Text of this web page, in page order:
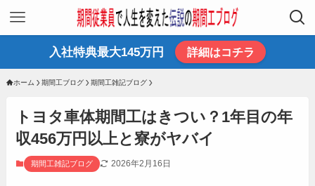
入社特典最大145万円 詳細はコチラ
ホーム 期間工ブログ 期間工雑記ブログ
トヨタ車体期間工はきつい？1年目の年
収456万円以上と寮がヤバイ
期間工雑記ブログ 2026年2月16日